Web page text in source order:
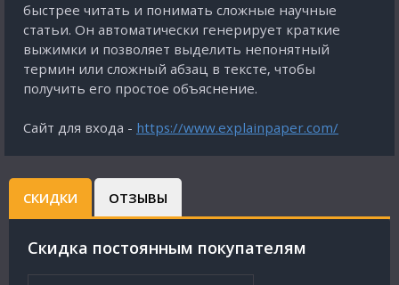
быстрее читать и понимать сложные научные
статьи. Он автоматически генерирует краткие
выжимки и позволяет выделить непонятный
термин или сложный абзац в тексте, чтобы
получить его простое объяснение.
Сайт для входа - https://www.explainpaper.com/
СКИДКИ ОТЗЫВЫ
Cкидка постоянным покупателям